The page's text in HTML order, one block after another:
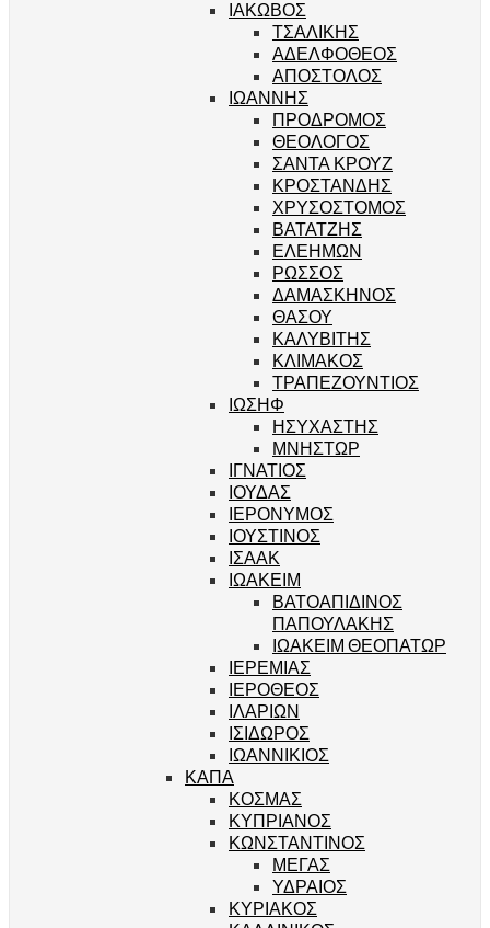
ΙΑΚΩΒΟΣ
ΤΣΑΛΙΚΗΣ
ΑΔΕΛΦΟΘΕΟΣ
ΑΠΟΣΤΟΛΟΣ
ΙΩΑΝΝΗΣ
ΠΡΟΔΡΟΜΟΣ
ΘΕΟΛΟΓΟΣ
ΣΑΝΤΑ ΚΡΟΥΖ
ΚΡΟΣΤΑΝΔΗΣ
ΧΡΥΣΟΣΤΟΜΟΣ
ΒΑΤΑΤΖΗΣ
ΕΛΕΗΜΩΝ
ΡΩΣΣΟΣ
ΔΑΜΑΣΚΗΝΟΣ
ΘΑΣΟΥ
ΚΑΛΥΒΙΤΗΣ
ΚΛΙΜΑΚΟΣ
ΤΡΑΠΕΖΟΥΝΤΙΟΣ
ΙΩΣΗΦ
ΗΣΥΧΑΣΤΗΣ
ΜΝΗΣΤΩΡ
ΙΓΝΑΤΙΟΣ
ΙΟΥΔΑΣ
ΙΕΡΟΝΥΜΟΣ
ΙΟΥΣΤΙΝΟΣ
ΙΣΑΑΚ
ΙΩΑΚΕΙΜ
ΒΑΤΟΑΠΙΔΙΝΟΣ
ΠΑΠΟΥΛΑΚΗΣ
ΙΩΑΚΕΙΜ ΘΕΟΠΑΤΩΡ
ΙΕΡΕΜΙΑΣ
ΙΕΡΟΘΕΟΣ
ΙΛΑΡΙΩΝ
ΙΣΙΔΩΡΟΣ
ΙΩΑΝΝΙΚΙΟΣ
ΚΑΠΑ
ΚΟΣΜΑΣ
ΚΥΠΡΙΑΝΟΣ
ΚΩΝΣΤΑΝΤΙΝΟΣ
ΜΕΓΑΣ
ΥΔΡΑΙΟΣ
ΚΥΡΙΑΚΟΣ